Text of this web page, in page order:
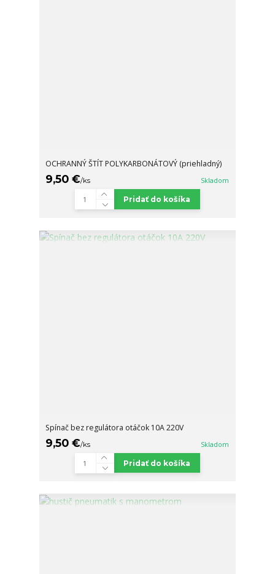
OCHRANNÝ ŠTÍT POLYKARBONÁTOVÝ (priehladný)
9,50 €/ks Skladom
Pridať do košíka
Spínač bez regulátora otáčok 10A 220V
9,50 €/ks Skladom
Pridať do košíka